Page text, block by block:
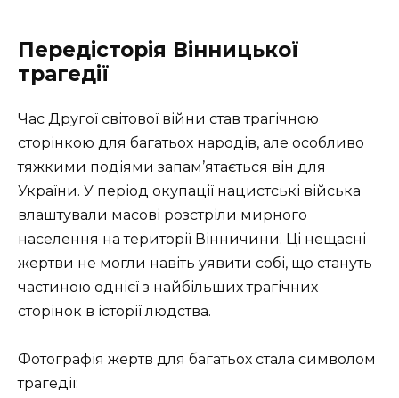
Передісторія Вінницької
трагедії
Час Другої світової війни став трагічною
сторінкою для багатьох народів, але особливо
тяжкими подіями запам’ятається він для
України. У період окупації нацистські війська
влаштували масові розстріли мирного
населення на території Вінничини. Ці нещасні
жертви не могли навіть уявити собі, що стануть
частиною однієї з найбільших трагічних
сторінок в історії людства.
Фотографія жертв для багатьох стала символом
трагедії: